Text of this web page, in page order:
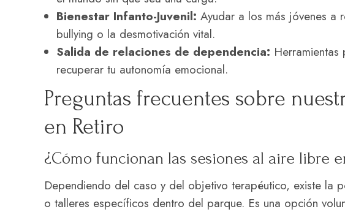
Bienestar Infanto-Juvenil: Ayudar a los más jóvenes a
bullying o la desmotivación vital.
Salida de relaciones de dependencia:
recuperar tu autonomía emocional.
Preguntas frecuentes sobre
en Retiro
¿Cómo funcionan las sesiones al aire libre
Dependiendo del caso y del objetivo terapéutico, existe la
o talleres específicos dentro del parque. Es una opción